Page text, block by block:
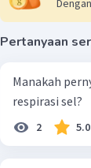
Pertanyaan
Manakah
respirasi sel?
2 5.0